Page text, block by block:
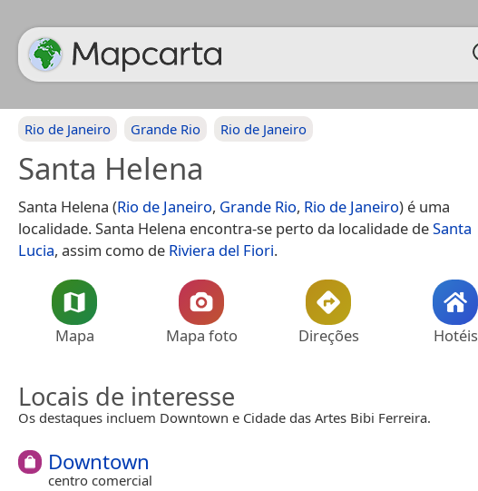
Rio de Janeiro Grande Rio Rio de Janeiro
Santa Helena
Santa Helena (Rio de Janeiro, Grande Rio, Rio de Janeiro) é uma
localidade. Santa Helena encontra-se perto da localidade deSanta
Lucia, assim como de Riviera del Fiori.
Mapa Mapa foto Direções Hotéis
Locais de interesse
Os destaques incluem Downtown e Cidade das Artes Bibi Ferreira.
Downtown
centro comercial